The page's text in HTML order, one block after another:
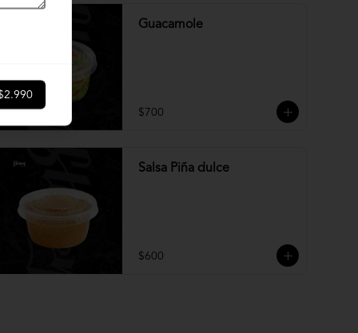
Guacamole
$700
Salsa Piña dulce
$600